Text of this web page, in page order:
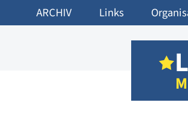
ARCHIV Links